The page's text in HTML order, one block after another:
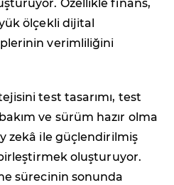
Özellikle finans,
ölçekli dijital
verimliliğini
test tasarımı, test
ve sürüm hazır olma
zekâ ile güçlendirilmiş
oluşturuyor.
sürecinin sonunda